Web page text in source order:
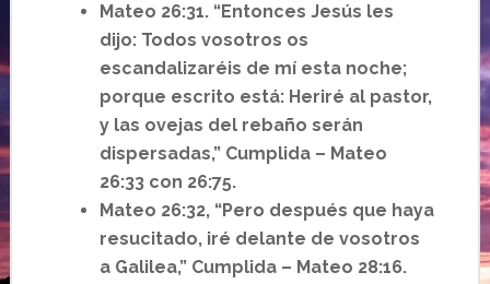
Mateo 26:31. “Entonces Jesús les
dijo: Todos vosotros os
escandalizaréis de mí esta noche;
porque escrito está: Heriré al pastor,
y las ovejas del rebaño serán
dispersadas,” Cumplida – Mateo
26:33 con 26:75.
Mateo 26:32, “Pero después que haya
resucitado, iré delante de vosotros
a Galilea,” Cumplida – Mateo 28:16.